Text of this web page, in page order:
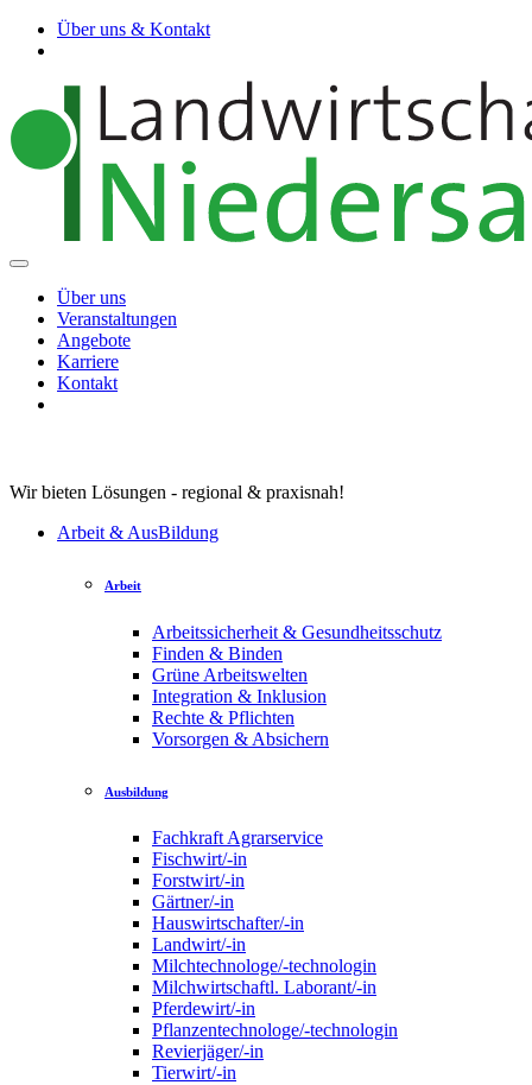
Über uns & Kontakt
Über uns
Veranstaltungen
Angebote
Karriere
Kontakt
Wir bieten Lösungen - regional & praxisnah!
Arbeit & AusBildung
Arbeit
Arbeitssicherheit & Gesundheitsschutz
Finden & Binden
Grüne Arbeitswelten
Integration & Inklusion
Rechte & Pflichten
Vorsorgen & Absichern
Ausbildung
Fachkraft Agrarservice
Fischwirt/-in
Forstwirt/-in
Gärtner/-in
Hauswirtschafter/-in
Landwirt/-in
Milchtechnologe/-technologin
Milchwirtschaftl. Laborant/-in
Pferdewirt/-in
Pflanzentechnologe/-technologin
Revierjäger/-in
Tierwirt/-in